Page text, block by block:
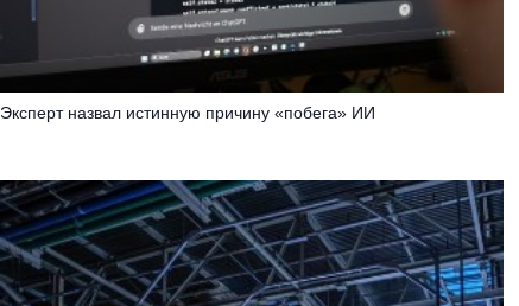
Эксперт назвал истинную причину «побега» ИИ